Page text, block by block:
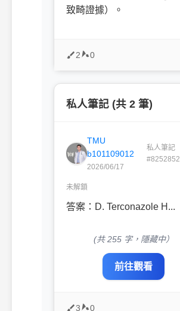
致畸證據）。
2 0
私人筆記 (共 2 筆)
TMU
b101109012
2026/06/17
私人筆記
#8252852
未解鎖
答案：D. Terconazole H...
(共 255 字，隱藏中）
前往觀看
3 0